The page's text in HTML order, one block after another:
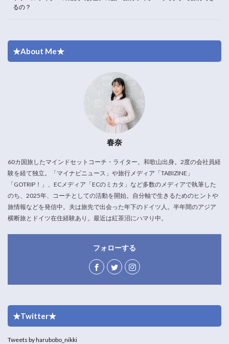
るの？
★About Me★
春奈
60カ国旅したマインドセットコーチ・ライター。和歌山出身。2度の会社員経
験を経て独立。「マイナビニュース」や旅行メディア「TABIZINE」
「GOTRIP！」、ECメディア「ECのミカタ」など多数のメディアで執筆した
のち、2025年、コーチとしての活動を開始。自分軸で生きるためのヒントや
旅情報などを発信中。夫は旅先で出会った年下のドイツ人。半年間のアジア
横断旅とドイツ在住経験あり。最近は紅茶沼にハマり中。
フォローする
★Twitter★
Tweets by harubobo_nikki